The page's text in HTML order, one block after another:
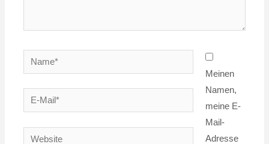
Name*
E-
Mail*
Website
Meinen
Namen,
meine E-
Mail-
Adresse